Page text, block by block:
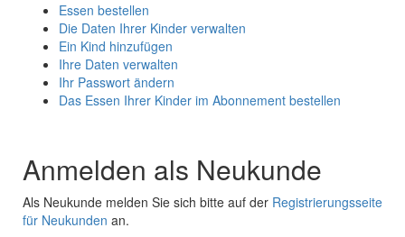
Essen bestellen
Die Daten Ihrer Kinder verwalten
Ein Kind hinzufügen
Ihre Daten verwalten
Ihr Passwort ändern
Das Essen Ihrer Kinder im Abonnement bestellen
Anmelden als Neukunde
Als Neukunde melden Sie sich bitte auf der Registrierungsseite
für Neukunden an.